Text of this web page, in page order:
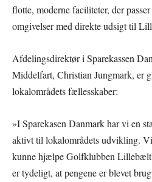
flotte, moderne faciliteter, der
omgivelser med direkte udsigt til
Afdelingsdirektør i Sparekassen
Middelfart, Christian Jungmark, er
lokalområdets fællesskaber:
»I Sparekasen Danmark har vi en
aktivt til lokalområdets udvikling.
kunne hjælpe Golfklubben Lillebælt
er tydeligt, at pengene er blevet